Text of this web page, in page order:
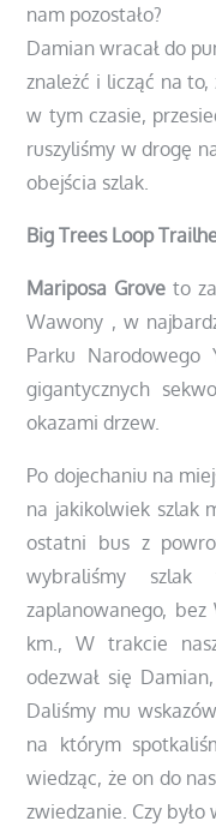
nam pozostało?
Damian wracał do
znależć i licząć na
w tym czasie,
ruszyliśmy w drogę
obejścia szlak.
Big Trees Loop
Mariposa Grove to
Wawony , w
Parku Narodowego
gigantycznych
okazami drzew.
Po dojechaniu na
na jakikolwiek szlak
ostatni bus z
wybraliśmy
zaplanowanego,
km., W trakcie
odezwał się
Daliśmy mu
na którym
wiedząc, że on do
zwiedzanie. Czy było